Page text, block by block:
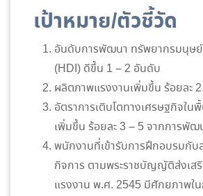
เป้าหมาย/ตัวชี้วัด
อันดับการพัฒนา ทรัพยากรมนุษย์
(HDI) ดีขึ้น 1 – 2 อันดับ
ผลิตภาพแรงงานเพิ่มขึ้น ร้อยละ
อัตราการเติบโตทางเศรษฐกิจใน
เพิ่มขึ้น ร้อยละ 3 – 5 จากการพั
พนักงานที่เข้ารับการฝึกอบรมกับ
กิจการ ตามพระราชบัญญัติส่งเ
แรงงาน พ.ศ. 2545 มีศักยภาพใ